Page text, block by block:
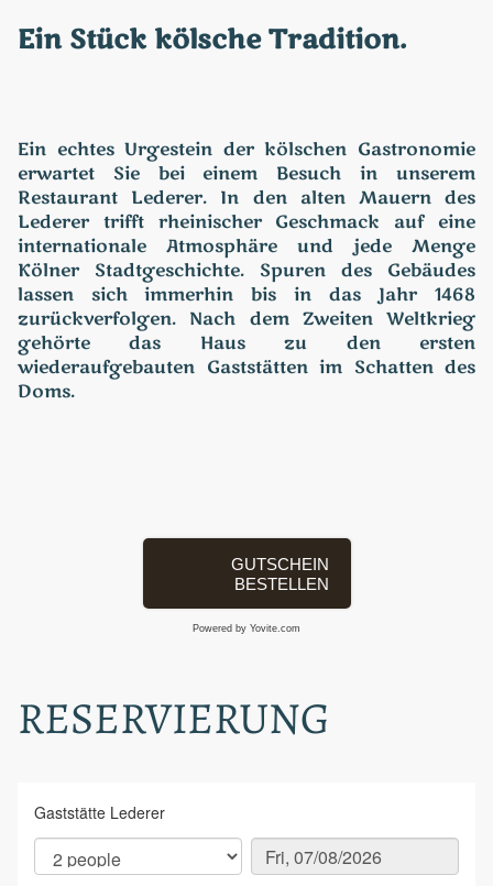
Ein Stück kölsche Tradition.
Ein echtes Urgestein der kölschen Gastronomie
erwartet Sie bei einem Besuch in unserem
Restaurant Lederer. In den alten Mauern des
Lederer trifft rheinischer Geschmack auf eine
internationale Atmosphäre und jede Menge
Kölner Stadtgeschichte. Spuren des Gebäudes
lassen sich immerhin bis in das Jahr 1468
zurückverfolgen. Nach dem Zweiten Weltkrieg
gehörte das Haus zu den ersten
wiederaufgebauten Gaststätten im Schatten des
Doms.
GUTSCHEIN
BESTELLEN
Powered by Yovite.com
RESERVIERUNG